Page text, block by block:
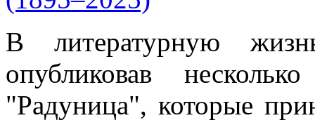
В литературную
опубликовав
"Радуница", которые